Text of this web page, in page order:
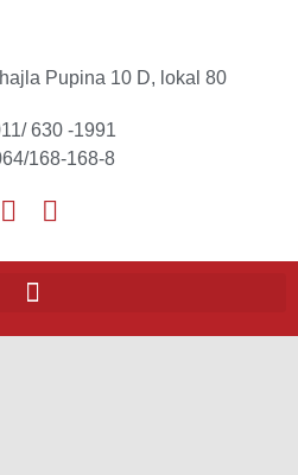
Pupina 10 D, lokal 80
630 -1991
168-168-8